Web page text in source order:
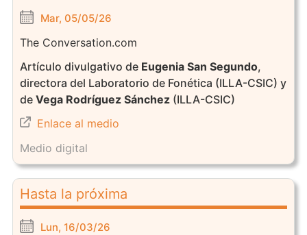
Mar, 05/05/26
The Conversation.com
Artículo divulgativo de Eugenia San Segundo,
directora del Laboratorio de Fonética (ILLA-CSIC) y
de Vega Rodríguez Sánchez(ILLA-CSIC)
Enlace al medio
Medio digital
Hasta la próxima
Lun, 16/03/26